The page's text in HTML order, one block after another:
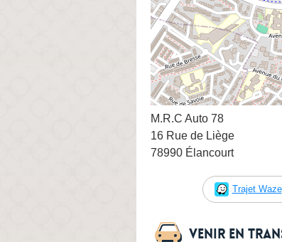
M.R.C Auto 78
16 Rue de Liège
78990 Élancourt
Trajet Waze
Venir en